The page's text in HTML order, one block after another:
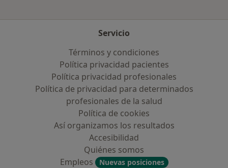
Servicio
Términos y condiciones
Política privacidad pacientes
Política privacidad profesionales
Política de privacidad para determinados
profesionales de la salud
Política de cookies
Así organizamos los resultados
Accesibilidad
Quiénes somos
Empleos
Nuevas posiciones